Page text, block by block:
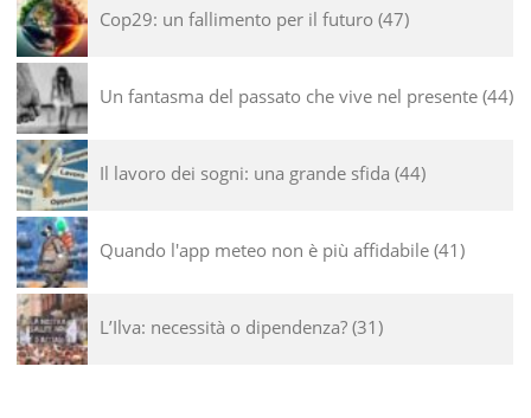
Cop29: un fallimento per il futuro 47
Un fantasma del passato che vive nel presente 44
Il lavoro dei sogni: una grande sfida 44
Quando l'app meteo non è più affidabile 41
L’Ilva: necessità o dipendenza? 31